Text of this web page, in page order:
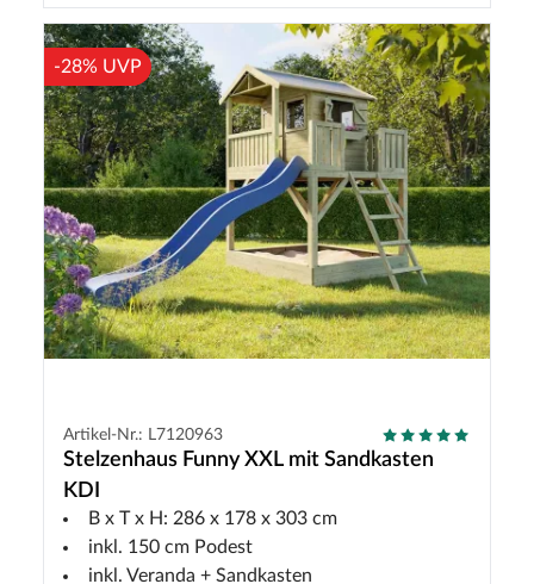
-28% UVP
Artikel-Nr.: L7120963
Stelzenhaus Funny XXL mit Sandkasten
KDI
B x T x H: 286 x 178 x 303 cm
inkl. 150 cm Podest
inkl. Veranda + Sandkasten